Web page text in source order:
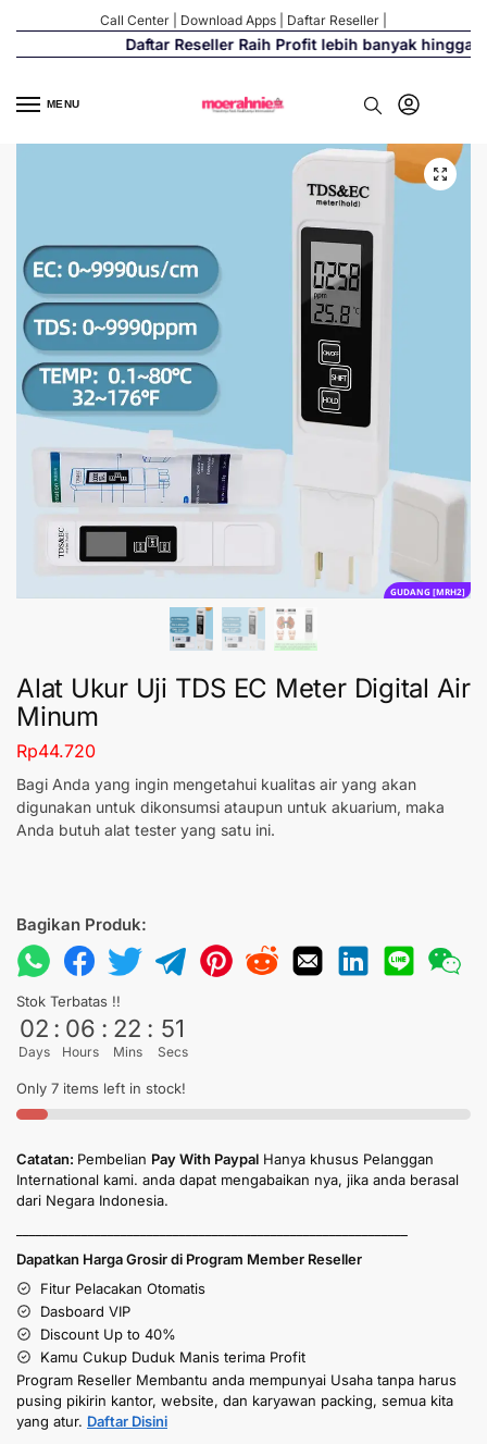
Call Center Download Apps Daftar Reseller
Daftar Reseller Raih Profit lebih banyak hingga
MENU
GUDANG [MRH2]
Alat Ukur Uji TDS EC Meter Digital Air
Minum
Rp44.720
Bagi Anda yang ingin mengetahui kualitas air yang akan
digunakan untuk dikonsumsi ataupun untuk akuarium, maka
Anda butuh alat tester yang satu ini.
Bagikan Produk:
Stok Terbatas !!
02
Days
: 06
Hours
: 22
Mins
: 50
Secs
Only 7 items left in stock!
Catatan: Pembelian Pay With Paypal Hanya khusus Pelanggan
International kami. anda dapat mengabaikan nya, jika anda berasal
dari Negara Indonesia.
Dapatkan Harga Grosir di Program Member Reseller
Fitur Pelacakan Otomatis
Dasboard VIP
Discount Up to 40%
Kamu Cukup Duduk Manis terima Profit
Program Reseller Membantu anda mempunyai Usaha tanpa harus
pusing pikirin kantor, website, dan karyawan packing, semua kita
yang atur. Daftar Disini